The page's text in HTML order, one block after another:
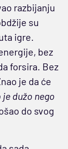
razbijanju
su
igre.
bez
forsira. Bez
je da će
dužo nego
do svog